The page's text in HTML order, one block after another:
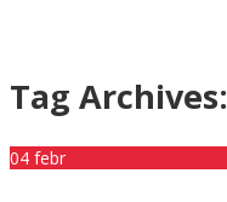
Tag Archives:
04 febr